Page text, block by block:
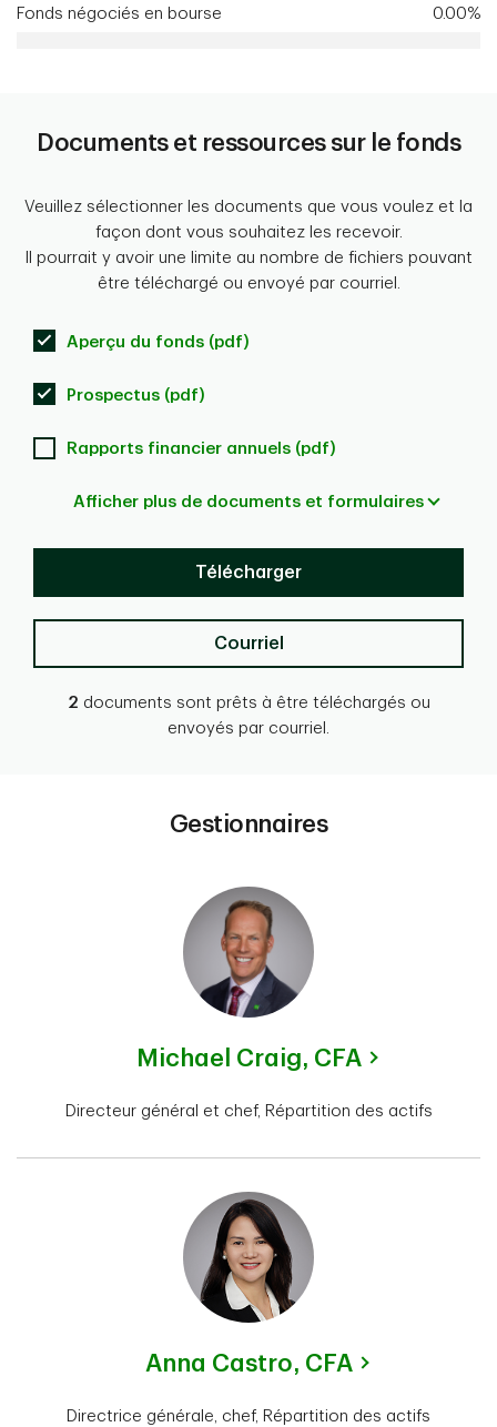
Fonds négociés en bourse 0.00%
Documents et ressources sur le fonds
Veuillez sélectionner les documents que vous voulez et la
façon dont vous souhaitez les recevoir.
Il pourrait y avoir une limite au nombre de fichiers pouvant
être téléchargé ou envoyé par courriel.
Aperçu du fonds (pdf)
Prospectus (pdf)
Rapports financier annuels (pdf)
Afficher plus de documents et formulaires
Télécharger
Courriel
2 documents sont prêts à être téléchargés ou
envoyés par courriel.
Gestionnaires
Michael Craig, CFA
Directeur général et chef, Répartition des actifs
Anna Castro, CFA
Directrice générale, chef, Répartition des actifs